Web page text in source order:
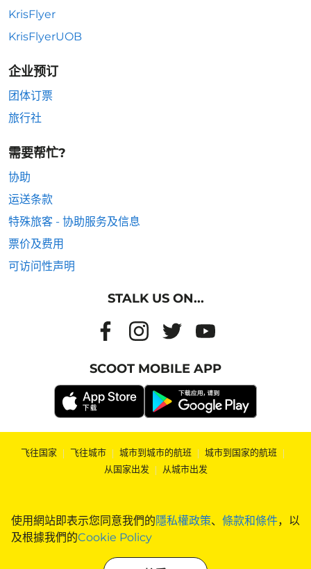
使用網站即表示您同意我們的隱私權政策、 條款和條件，以
及根據我們的Cookie Policy
KrisFlyer
KrisFlyerUOB
企业预订
团体订票
旅行社
需要帮忙?
协助
运送条款
特殊旅客 - 协助服务及信息
票价及费用
可访问性声明
STALK US ON...
SCOOT MOBILE APP
飞往国家 | 飞往城市 | 城市到城市的航班 | 城市到国家的航班 |
从国家出发 | 从城市出发